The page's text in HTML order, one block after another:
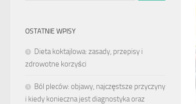
OSTATNIE WPISY
Dieta koktajlowa: zasady, przepisy i
zdrowotne korzyści
Ból pleców: objawy, najczęstsze przyczyny
i kiedy konieczna jest diagnostyka oraz